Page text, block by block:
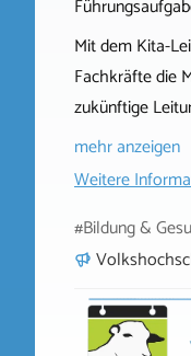
Mit dem Kita-
Fachkräfte die
zukünftige
mehr anzeigen
Weitere
#Bildung &